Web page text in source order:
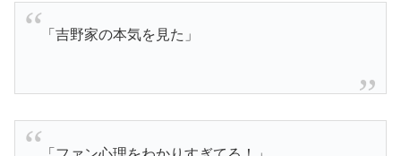
「吉野家の本気を見た」